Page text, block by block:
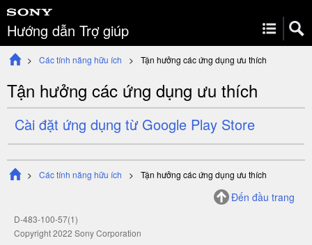
Hướng dẫn Trợ giúp
Các tính năng hữu ích Tận hưởng các ứng dụng ưu thích
Tận hưởng các ứng dụng ưu thích
Cài đặt ứng dụng từ Google Play Store
Các tính năng hữu ích Tận hưởng các ứng dụng ưu thích
Đến đầu trang
D-483-100-57(1)
Copyright 2022 Sony Corporation